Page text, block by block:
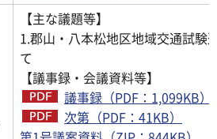
【主な議題等】
1.郡山・八本松地区地域交通試験
て
【議事録・会議資料等】
議事録（PDF：1,099KB）
次第（PDF：41KB）